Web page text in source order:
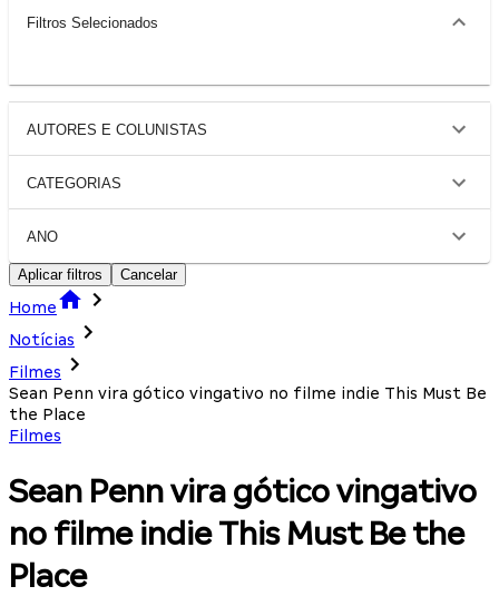
Filtros Selecionados
AUTORES E COLUNISTAS
CATEGORIAS
ANO
Aplicar filtros Cancelar
Home
Notícias
Filmes
Sean Penn vira gótico vingativo no filme indie This Must Be
the Place
Filmes
Sean Penn vira gótico vingativo
no filme indie This Must Be the
Place